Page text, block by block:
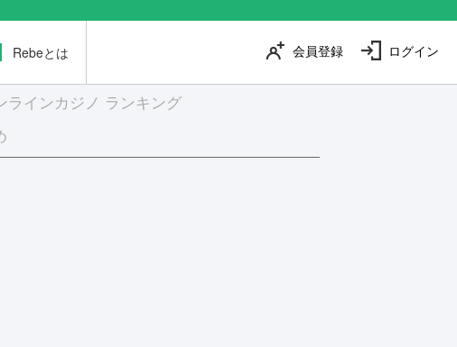
ログイン
会員登録
Rebeとは
ラインカジノ ランキング